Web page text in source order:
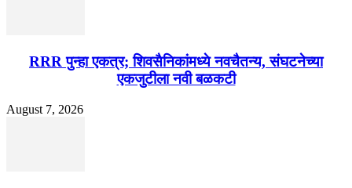
RRR पुन्हा एकत्र; शिवसैनिकांमध्ये नवचैतन्य, संघटनेच्या
एकजुटीला नवी बळकटी
August 7, 2026